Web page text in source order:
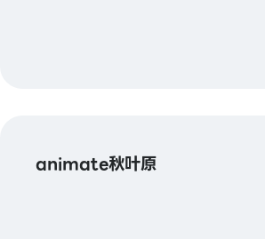
animate秋叶原